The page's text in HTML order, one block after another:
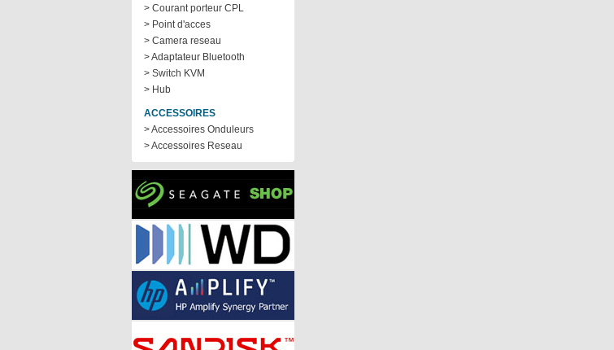
> Courant porteur CPL
> Point d'acces
> Camera reseau
> Adaptateur Bluetooth
> Switch KVM
> Hub
ACCESSOIRES
> Accessoires Onduleurs
> Accessoires Reseau